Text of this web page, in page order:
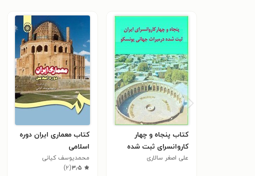
کتاب پنجاه و چهار
کاروانسرای ثبت شده
دریونسکو
علی اصغر سالاری
کتاب معماری ایران دوره
اسلامی
محمدیوسف کیانی
۳٫۵(۲)